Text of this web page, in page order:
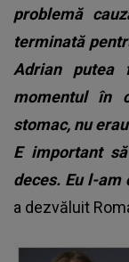
problemă
terminată
Adrian putea
momentul în
stomac, nu
E important
deces. Eu l-am
a dezvăluit